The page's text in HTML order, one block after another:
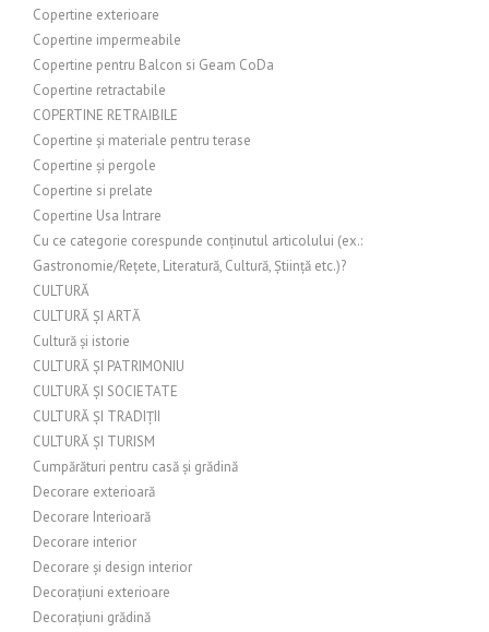
Copertine exterioare
Copertine impermeabile
Copertine pentru Balcon si Geam CoDa
Copertine retractabile
COPERTINE RETRAIBILE
Copertine și materiale pentru terase
Copertine și pergole
Copertine si prelate
Copertine Usa Intrare
Cu ce categorie corespunde conținutul articolului (ex.:
Gastronomie/Rețete, Literatură, Cultură, Știință etc.)?
CULTURĂ
CULTURĂ ȘI ARTĂ
Cultură și istorie
CULTURĂ ȘI PATRIMONIU
CULTURĂ ȘI SOCIETATE
CULTURĂ ȘI TRADIȚII
CULTURĂ ȘI TURISM
Cumpărături pentru casă și grădină
Decorare exterioară
Decorare Interioară
Decorare interior
Decorare și design interior
Decorațiuni exterioare
Decorațiuni grădină